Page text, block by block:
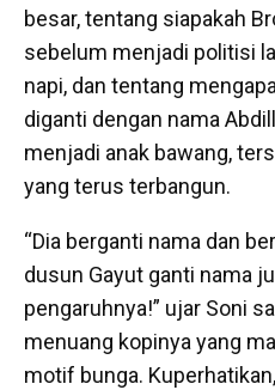
besar, tentang siapakah
sebelum menjadi politisi
napi, dan tentang
diganti dengan nama
menjadi anak bawang,
yang terus terbangun.
“Dia berganti nama dan
dusun Gayut ganti nama
pengaruhnya!” ujar Soni
menuang kopinya yang
motif bunga.